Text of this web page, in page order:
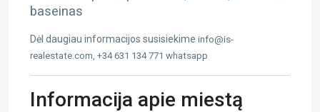
baseinas
Dėl daugiau informacijos susisiekime info@is-
realestate.com, +34 631 134 771 whatsapp
Informacija apie miestą